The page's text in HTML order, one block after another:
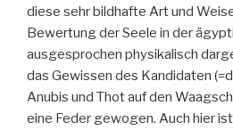
diese sehr bildhafte Art und
Bewertung der Seele in der
ausgesprochen physikalisch
das Gewissen des Kandidaten
Anubis und Thot auf den
eine Feder gewogen. Auch hier